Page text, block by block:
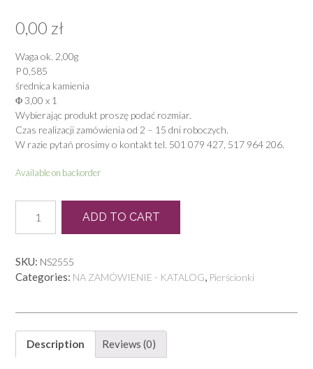
0,00 zł
Waga ok. 2,00g
P 0,585
średnica kamienia
Φ 3,00 x 1
Wybierając produkt proszę podać rozmiar.
Czas realizacji zamówienia od 2 – 15 dni roboczych.
W razie pytań prosimy o kontakt tel. 501 079 427, 517 964 206.
Available on backorder
0756
quantity
ADD TO CART
SKU: NS2555
Categories: NA ZAMÓWIENIE - KATALOG, Pierścionki
Description Reviews (0)